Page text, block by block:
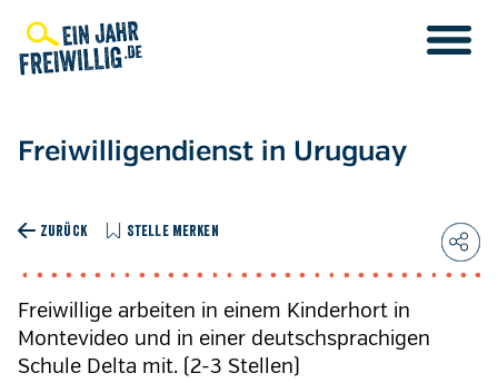
zum
Inhalt
Freiwilligendienst in Uruguay
ZURÜCK STELLE MERKEN
Freiwillige arbeiten in einem Kinderhort in
Montevideo und in einer deutschsprachigen
Schule Delta mit. (2-3 Stellen)